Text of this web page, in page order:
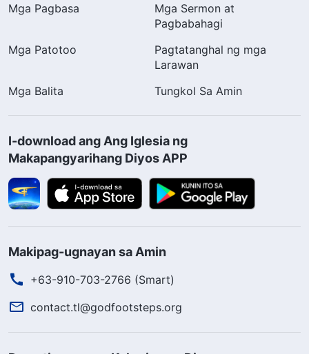
Mga Pagbasa
Mga Sermon at
Pagbabahagi
Mga Patotoo
Pagtatanghal ng mga
Larawan
Mga Balita
Tungkol Sa Amin
I-download ang Ang Iglesia ng
Makapangyarihang Diyos APP
Makipag-ugnayan sa Amin
+63-910-703-2766 (Smart)
contact.tl@godfootsteps.org